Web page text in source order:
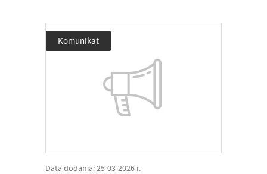
Komunikat
Data dodania:25-03-2026 r.